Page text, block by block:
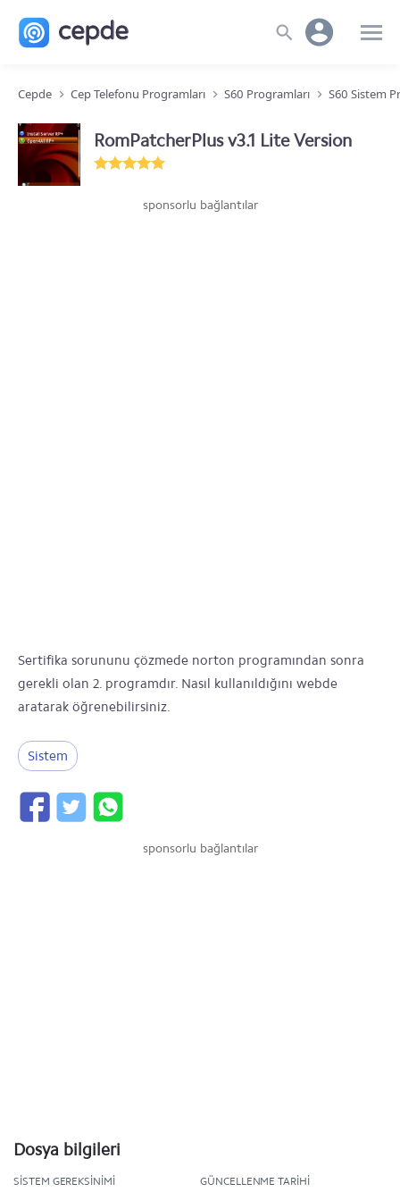
Cepde Cep Telefonu Programları S60 Programları S60 Sistem
RomPatcherPlus v3.1 Lite Version
sponsorlu bağlantılar
Sertifika sorununu çözmede norton programından sonra
gerekli olan 2. programdır. Nasıl kullanıldığını webde
aratarak öğrenebilirsiniz.
Sistem
sponsorlu bağlantılar
Dosya bilgileri
SISTEM GEREKSINIMI GÜNCELLENME TARIHI